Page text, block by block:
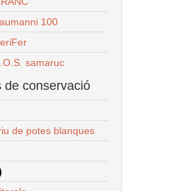
100
samaruc
de conservació
de potes blanques